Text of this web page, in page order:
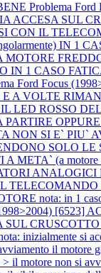
Problema
ACCESA SUL
CON IL
IN 1
MOTORE
IN 1 CASO
Ford Focus
E A VOLTE
LED ROSSO
PARTIRE
NON SI E` PIU`
SOLO LE
(a motore
ANALOGICI
nota: in 1
[6523]
CRUSCOTTO
inizialmente si
il motore
> il motore non si